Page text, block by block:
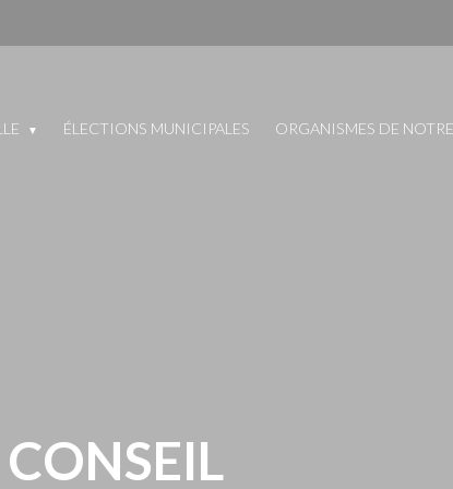
ÉLECTIONS MUNICIPALES ORGANISMES DE